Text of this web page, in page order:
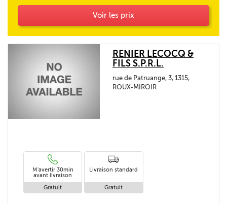
Voir les prix
RENIER LECOCQ &
FILS S.P.R.L.
rue de Patruange, 3, 1315,
ROUX-MIROIR
M'avertir 30min
avant livraison
Gratuit
Livraison standard
Gratuit